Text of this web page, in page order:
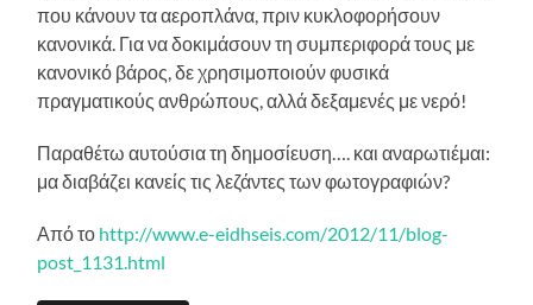
που κάνουν τα αεροπλάνα, πριν κυκλοφορήσουν
κανονικά. Για να δοκιμάσουν τη συμπεριφορά τους με
κανονικό βάρος, δε χρησιμοποιούν φυσικά
πραγματικούς ανθρώπους, αλλά δεξαμενές με νερό!
Παραθέτω αυτούσια τη δημοσίευση…. και αναρωτιέμαι:
μα διαβάζει κανείς τις λεζάντες των φωτογραφιών?
Από το http://www.e-eidhseis.com/2012/11/blog-
post_1131.html